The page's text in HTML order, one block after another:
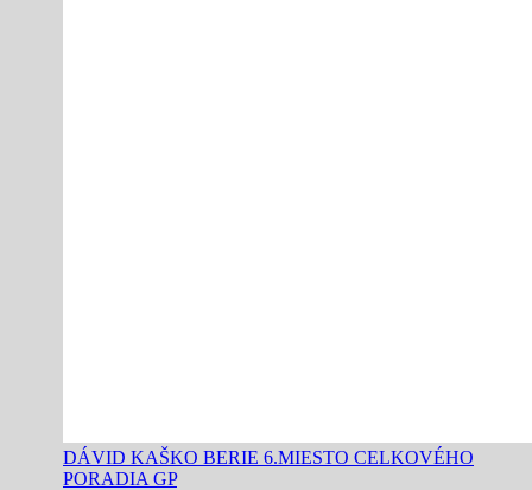
DÁVID KAŠKO BERIE 6.MIESTO CELKOVÉHO
PORADIA GP